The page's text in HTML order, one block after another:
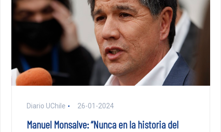
Diario UChile 26-01-2024
Manuel Monsalve: “Nunca en la historia del